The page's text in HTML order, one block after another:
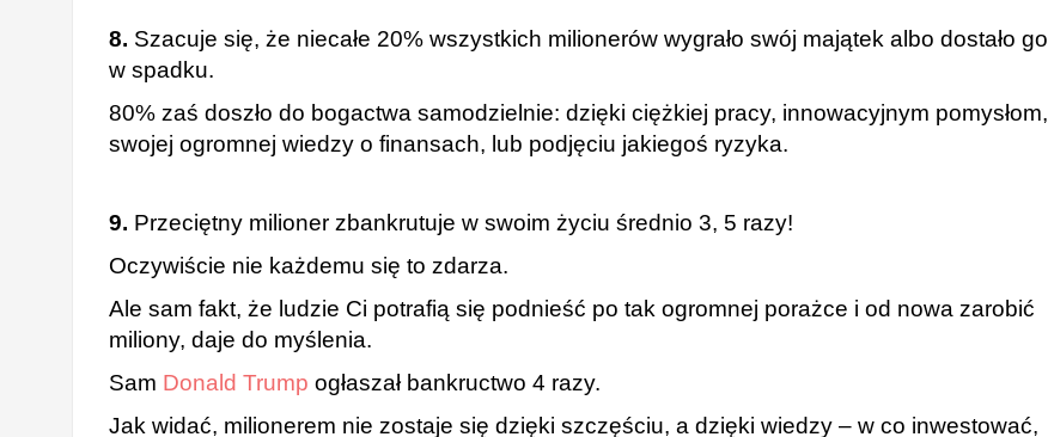
8. Szacuje się, że niecałe 20% wszystkich milionerów wygrało swój majątek albo dostało go
w spadku.
80% zaś doszło do bogactwa samodzielnie: dzięki ciężkiej pracy, innowacyjnym pomysłom,
swojej ogromnej wiedzy o finansach, lub podjęciu jakiegoś ryzyka.
9. Przeciętny milioner zbankrutuje w swoim życiu średnio 3, 5 razy!
Oczywiście nie każdemu się to zdarza.
Ale sam fakt, że ludzie Ci potrafią się podnieść po tak ogromnej porażce i od nowa zarobić
miliony, daje do myślenia.
Sam Donald Trump ogłaszał bankructwo 4 razy.
Jak widać, milionerem nie zostaje się dzięki szczęściu, a dzięki wiedzy – w co inwestować,